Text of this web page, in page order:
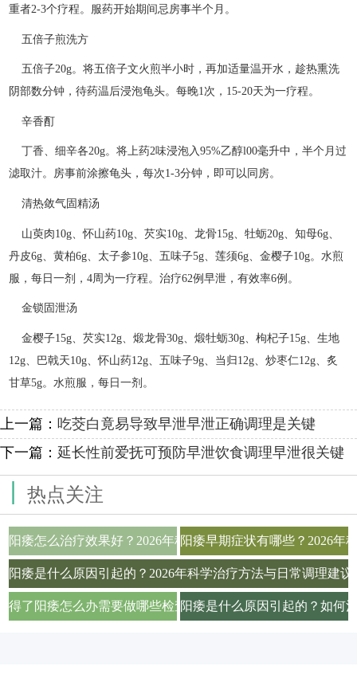
重者2-3个疗程。服药开始期间忌房事半个月。
五倍子煎洗方
五倍子20g。将五倍子文火煎半小时，再加适量温开水，趁热熏洗
阴部数分钟，待药温后浸泡龟头。每晚1次，15-20天为一疗程。
辛香酊
丁香、细辛各20g。将上药2味浸泡入95%乙醇l00毫升中，半个月过
滤取汁。房事前涂擦龟头，每次1-3分钟，即可以同房。
清热敛气固精汤
山萸肉10g、怀山药10g、芡实10g、龙骨15g、牡蛎20g、知母6g、
丹皮6g、黄柏6g、太子参10g、五味子5g、莲须6g、金樱子10g。水煎
服，每日一剂，4周为一疗程。治疗62例早泄，有效率6例。
金锁固泄汤
金樱子15g、芡实12g、煅龙骨30g、煅牡蛎30g、枸杞子15g、生地
12g、巴戟天10g、怀山药12g、五味子9g、当归12g、炒枣仁12g、炙
甘草5g。水煎服，每日一剂。
上一篇： 吃茭白竟易导致早泄早泄正确调理是关键
下一篇： 延长性前爱抚可预防早泄饮食调理早泄很关键
| 热点关注
阳痿怎么治疗效果好？2026年科学用药与生活调理全攻略
阳痿早期症状有哪些？2026年
阳痿是什么原因引起的？2026年科学治疗方法与日常调理建议
得了阳痿怎么办需要做哪些检查项目才能确诊阳痿是什么原因引起的？如何